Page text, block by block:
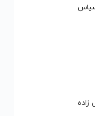
زاده